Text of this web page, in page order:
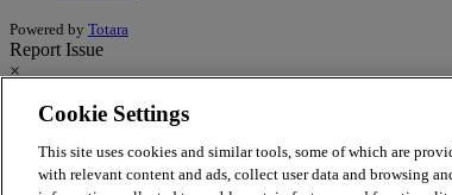
Powered by Totara
Report Issue
×
Report Issue/Feedback
Having an issue with the learning site? Want to provide
Cookie Settings
This site uses cookies and similar tools, some of which are
with relevant content and ads, collect user data and browsing